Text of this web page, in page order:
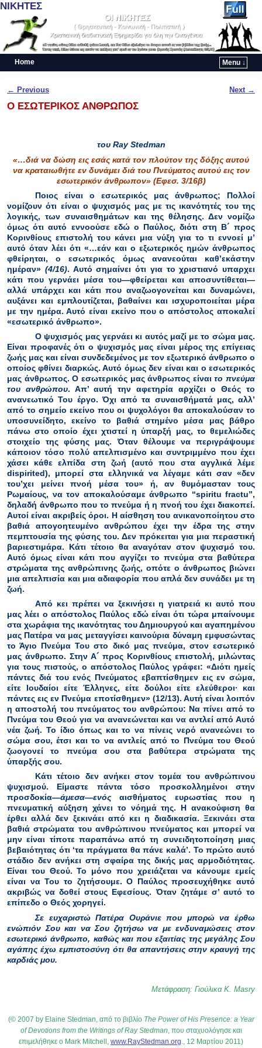
ΝΙΚΗΤΕΣ
Home
Menu ↓
Post navigation
← Previous Next →
Ο ΕΣΩΤΕΡΙΚΟΣ ΑΝΘΡΩΠΟΣ
του Ray Stedman
«…διά να δώση εις εσάς κατά τον πλούτον της δόξης αυτού
να κραταιωθήτε εν δυνάμει διά του Πνεύματος αυτού εις τον
εσωτερικόν άνθρωπον» (Εφεσ. 3/16β)
Ποιος είναι ο εσωτερικός μας άνθρωπος; Πολλοί
νομίζουν ότι είναι ο ψυχισμός μας με τις ικανότητές του της
λογικής, των συναισθημάτων και της θέλησης. Δεν νομίζω
όμως ότι αυτό εννοούσε εδώ ο Παύλος, διότι στη Β´ προς
Κορινθίους επιστολή του κάνει μια νύξη για το τι εννοεί μ’
αυτό όταν λέει ότι «…εάν και ο εξωτερικός ημών άνθρωπος
φθείρηται, ο εσωτερικός όμως ανανεούται καθ’εκάστην
ημέραν» (4/16). Αυτό σημαίνει ότι για το χριστιανό υπαρχει
κάτι που γερνάει μέσα του—φθείρεται και αποσυντίθεται—
αλλά υπάρχει και κάτι που αναζωογονείται και δυναμώνει,
αυξάνει και εμπλουτίζεται, βαθαίνει και ισχυροποιείται μέρα
με την ημέρα. Αυτό είναι εκείνο που ο απόστολος αποκαλεί
«εσωτερικό άνθρωπο».
Ο ψυχισμός μας γερνάει κι αυτός μαζί με το σώμα μας.
Είναι προφανές ότι ο ψυχισμός μας είναι μέρος της επίγειας
ζωής μας και είναι συνδεδεμένος με τον εξωτερικό άνθρωπο ο
οποίος φθίνει διαρκώς. Αυτό όμως δεν είναι και ο εσωτερικός
μας άνθρωπος. Ο εσωτερικός μας άνθρωπος είναιτο πνεύμα
του ανθρώπου. Απ’ αυτή την αφετηρία αρχίζει ο Θεός το
ανανεωτικό Του έργο. Όχι από τα συναισθήματά μας, αλλ’
από το σημείο εκείνο που οι ψυχολόγοι θα αποκαλούσαν το
υποσυνείδητο, εκείνο το βαθιά στημένο μέσα μας βάθρο
πάνω στο οποίο έχει χτιστεί η ύπαρξή μας, το θεμελιώδες
στοιχείο της φύσης μας. Όταν θέλουμε να περιγράψουμε
κάποιον τόσο πολύ απελπισμένο και συντριμμένο που έχει
χάσει κάθε ελπίδα στη ζωή (αυτό που στα αγγλικά λέμε
dispirited), μπορεί στα ελληνικά να λέγαμε κάτι σαν «δεν
του’χει μείνει πνοή μέσα του» ή, αν θυμόμασταν τους
Ρωμαίους, να τον αποκαλούσαμε άνθρωπο “spiritu fractu”,
δηλαδή άνθρωπο που το πνεύμα ή η πνοή του έχει διακοπεί.
Αυτοί είναι ακριβείς όροι. Η αίσθηση του ανικανοποίητου στο
βαθιά απογοητευμένο ανθρώπου έχει την έδρα της στην
πεμπτουσία της φύσης του. Δεν πρόκειται για μια περαστική
βαριεστιμάρα. Κάτι τέτοιο θα αναγόταν στον ψυχισμό του.
Αυτό όμως είναι κάτι που αγγίζει το πνεύμα στα βαθύτερα
στρώματα της ανθρώπινης ζωής, οπότε ο άνθρωπος βιώνει
μια απελπισία και μια αδιαφορία που απλά δεν συνάδει με τη
ζωή.
Από κει πρέπει να ξεκινήσει η γιατρειά κι αυτό που
μας λέει ο απόστολος Παύλος εδώ είναι ότι τώρα μπαίνουμε
στα χωράφια της ικανότητας του Δημιουργού και αγαπημένου
μας Πατέρα να μας μεταγγίσει καινούρια δύναμη εμφυσώντας
το Άγιο Πνεύμα Του στο δικό μας πνεύμα, στον εσωτερικό
μας άνθρωπο. Στην Α´ προς Κορινθίους επιστολή, μιλώντας
για τους πιστούς, ο απόστολος Παύλος γράφει: «Διότι ημείς
πάντες διά του ενός Πνεύματος εβαπτίσθημεν εις εν σώμα,
είτε Ιουδαίοι είτε Έλληνες, είτε δούλοι είτε ελεύθεροι∙ και
πάντες εις εν Πνεύμα εποτίσθημεν» (12/13). Αυτή είναι λοιπόν
η αποστολή του πνεύματος του ανθρώπου: Να πίνει από το
Πνεύμα του Θεού για να ανανεώνεται και να αντλεί από Αυτό
νέα ζωή. Το ίδιο όπως και το να πίνεις νερό ανανεώνει το
σώμα σου, έτσι και το να αντλείς από το Πνεύμα του Θεού
ζωογονεί το πνεύμα σου στα βαθύτερα στρώματα της
ύπαρξής σου.
Κάτι τέτοιο δεν ανήκει στον τομέα του ανθρώπινου
ψυχισμού. Είμαστε πάντα τόσο προσκολλημένοι στην
προσδοκία—άμεσα—ενόςαισθήματος ευρωστίας που η
πνευματική αύξηση χάνει το νόημά της. Η ανακούφιση θα
έρθει αλλά δεν ξεκινάει από κει η διαδικασία. Ξεκινάει στα
βαθιά στρώματα του ανθρώπινου πνεύματος και μπορεί να
μην είναι τίποτε παραπάνω από τη συνειδητοποίηση μιας
βεβαιότητας ότι ‘τα πράγματα θα πάνε καλά’. Το πρώτο αυτό
στάδιο δεν ανήκει στη σφαίρα της δικής μας αρμοδιότητας.
Είναι του Θεού. Το μόνο που χρειάζεται να κάνουμε εμείς
είναι να Του το ζητήσουμε. Ο Παύλος προσευχήθηκε αυτό
ακριβώς να δοθεί στους Εφεσίους. Όταν ζητάμε σ’ αυτό το
επίπεδο ο Θεός χορηγεί.
Σε ευχαριστώ Πατέρα Ουράνιε που μπορώ να έρθω
ενώπιόν Σου και να Σου ζητήσω να με ενδυναμώσεις στον
εσωτερικό άνθρωπο, καθώς και που εξαιτίας της μεγάλης Σου
αγάπης έχω εμπιστοσύνη ότι θα απαντήσεις στην κραυγή της
καρδιάς μου.
Μετάφραση: Γιούλικα Κ . Masry
(© 2007 by Elaine Stedman, από το βιβλίο The Power of His Presence: a Year
of Devotions from the Writings of Ray Stedman, που σταχυολόγησε και
επιμελήθηκε ο Mark Mitchell, www.RayStedman.org., 12 Μαρτίου 2011)